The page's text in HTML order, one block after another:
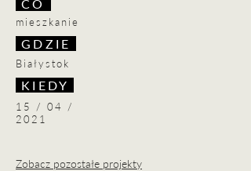
CO
mieszkanie
GDZIE
Białystok
KIEDY
15 / 04 /
2021
Zobacz pozostałe projekty